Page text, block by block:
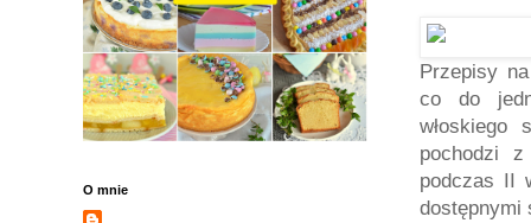
Przepisy
co do
pochodzi
podczas II
dostępnymi
O mnie